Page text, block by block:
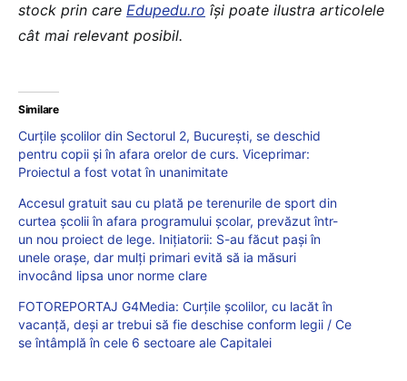
stock prin care Edupedu.ro își poate ilustra articolele
cât mai relevant posibil.
Similare
Curțile școlilor din Sectorul 2, București, se deschid
pentru copii și în afara orelor de curs. Viceprimar:
Proiectul a fost votat în unanimitate
Accesul gratuit sau cu plată pe terenurile de sport din
curtea școlii în afara programului școlar, prevăzut într-
un nou proiect de lege. Inițiatorii: S-au făcut pași în
unele orașe, dar mulți primari evită să ia măsuri
invocând lipsa unor norme clare
FOTOREPORTAJ G4Media: Curțile școlilor, cu lacăt în
vacanță, deși ar trebui să fie deschise conform legii / Ce
se întâmplă în cele 6 sectoare ale Capitalei